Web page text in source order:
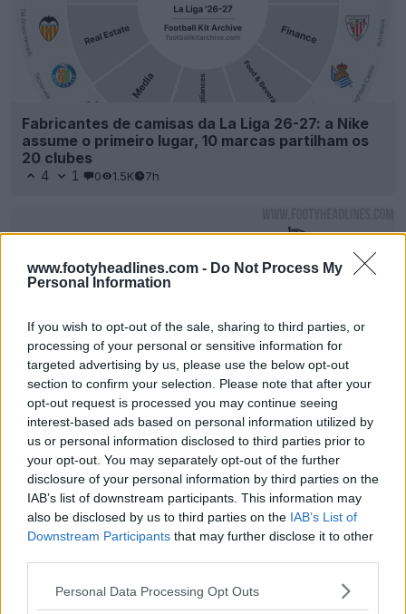
www.footyheadlines.com - Do Not Process My
Personal Information
If you wish to opt-out of the sale, sharing to third parties, or
processing of your personal or sensitive information for
targeted advertising by us, please use the below opt-out
section to confirm your selection. Please note that after your
opt-out request is processed you may continue seeing
interest-based ads based on personal information utilized by
us or personal information disclosed to third parties prior to
your opt-out. You may separately opt-out of the further
disclosure of your personal information by third parties on the
IAB’s list of downstream participants. This information may
also be disclosed by us to third parties on the IAB’s List of
Downstream Participants that may further disclose it to other
Personal Data Processing Opt Outs
Será que o Newcastle United está a contornar as
regras da FA para mudar o seu emblema?
3 3 0 2.4K 10h
Kylian Mbappé deverá assinar com uma marca
«inesperada» num grande contrato de patrocínio
7 0 6K 10h